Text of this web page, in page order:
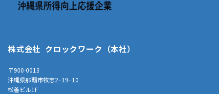
株式会社 クロックワーク（本社）
〒900-0013
沖縄県那覇市牧志2−19−10
松善ビル1F